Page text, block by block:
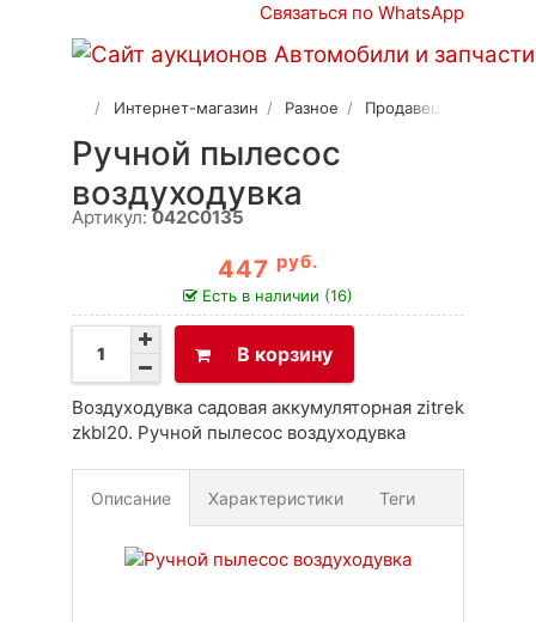
Связаться по WhatsApp
Интернет-магазин Разное Продавец 2
Ручной пылесос
воздуходувка
Артикул:042C0135
447 руб.
Есть в наличии (16)
В корзину
Воздуходувка садовая аккумуляторная zitrek
zkbl20. Ручной пылесос воздуходувка
Описание Характеристики Теги
Доставка Оплата Своя вкладка